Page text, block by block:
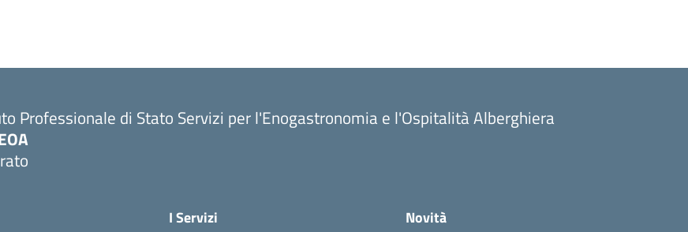
Professionale di Stato Servizi per l'Enogastronomia e l'Ospitalità Alberghiera
I Servizi Novità